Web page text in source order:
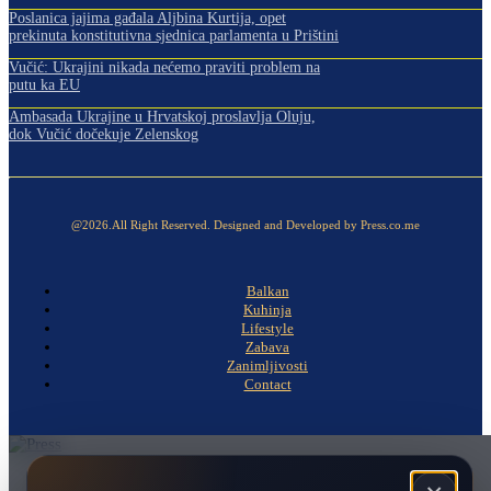
Poslanica jajima gađala Aljbina Kurtija, opet
prekinuta konstitutivna sjednica parlamenta u Prištini
Vučić: Ukrajini nikada nećemo praviti problem na
putu ka EU
Ambasada Ukrajine u Hrvatskoj proslavlja Oluju,
dok Vučić dočekuje Zelenskog
@2026.All Right Reserved. Designed and Developed by Press.co.me
Balkan
Kuhinja
Lifestyle
Zabava
Zanimljivosti
Contact